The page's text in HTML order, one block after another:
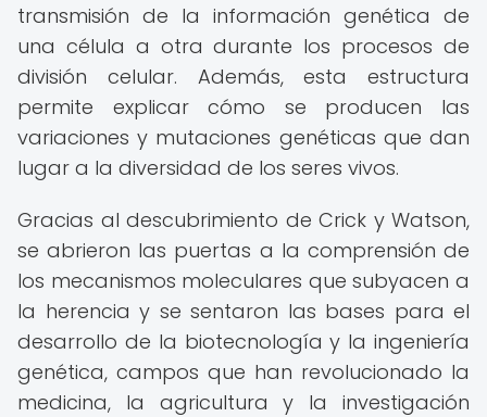
transmisión de la información genética de
una célula a otra durante los procesos de
división celular. Además, esta estructura
permite explicar cómo se producen las
variaciones y mutaciones genéticas que dan
lugar a la diversidad de los seres vivos.
Gracias al descubrimiento de Crick y Watson,
se abrieron las puertas a la comprensión de
los mecanismos moleculares que subyacen a
la herencia y se sentaron las bases para el
desarrollo de la biotecnología y la ingeniería
genética, campos que han revolucionado la
medicina, la agricultura y la investigación